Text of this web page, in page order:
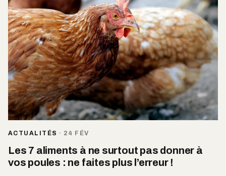
ACTUALITÉS · 24 FÉV
Les 7 aliments à ne surtout pas donner à
vos poules : ne faites plus l’erreur !